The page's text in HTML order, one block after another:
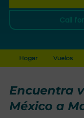
Call
Hogar Vuelos
Encuentra
México a